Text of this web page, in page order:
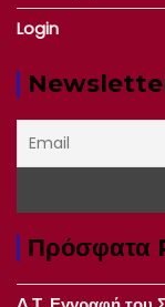
Login
Πρόσφατα